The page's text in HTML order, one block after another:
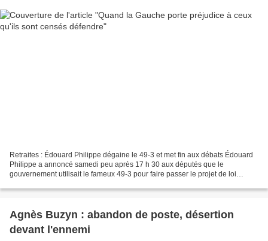
Retraites : Édouard Philippe dégaine le 49-3 et met fin aux débats Édouard
Philippe a annoncé samedi peu après 17 h 30 aux députés que le
gouvernement utilisait le fameux 49-3 pour faire passer le projet de loi
Agnès Buzyn : abandon de poste, désertion
devant l'ennemi